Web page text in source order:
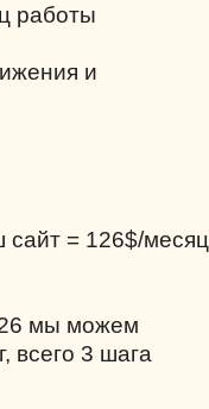
работы
и
сайт = 126$/месяц
мы можем
всего 3 шага